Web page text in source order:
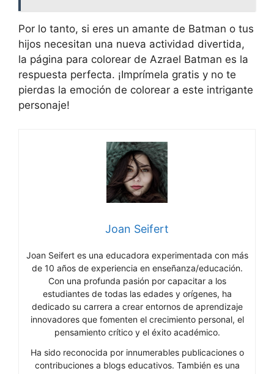
Por lo tanto, si eres un amante de Batman o tus
hijos necesitan una nueva actividad divertida,
la página para colorear de Azrael Batman es la
respuesta perfecta. ¡Imprímela gratis y no te
pierdas la emoción de colorear a este intrigante
personaje!
Joan Seifert
Joan Seifert es una educadora experimentada con más
de 10 años de experiencia en enseñanza/educación.
Con una profunda pasión por capacitar a los
estudiantes de todas las edades y orígenes, ha
dedicado su carrera a crear entornos de aprendizaje
innovadores que fomenten el crecimiento personal, el
pensamiento crítico y el éxito académico.
Ha sido reconocida por innumerables publicaciones o
contribuciones a blogs educativos. También es una